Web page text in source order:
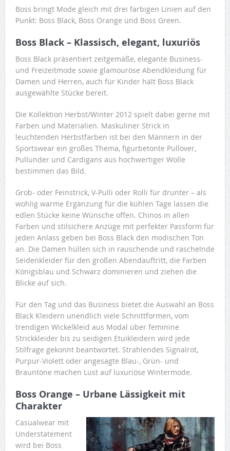
Boss bringt Mode gleich mit drei farbigen Linien auf den
Punkt: Boss Black, Boss Orange und Boss Green.
Boss Black – Klassisch, elegant, luxuriös
Boss Black präsentiert zeitgemäße, elegante Business-
und Freizeitmode sowie glamouröse Abendkleidung für
Damen und Herren, auch für Kinder hält Boss Black
ausgewählte Stücke bereit.
Die Kollektion Herbst/Winter 2012 spielt dabei gerne mit
Farben und Materialien. Maskuliner Strick in
leuchtenden Herbstfarben ist bei den Männern in der
Sportswear ein großes Thema, figurbetonte Pullover,
Pullunder und Cardigans aus hochwertiger Wolle
bestimmen das Bild.
Grob- oder Feinstrick, V-Pulli oder Rolli für drunter – als
wohlig warme Ergänzung für die kühlen Tage lassen die
edlen Stücke keine Wünsche offen. Chinos in allen
Farben und stilsichere Anzüge mit perfekter Passform für
jeden Anlass geben bei Boss Black den modischen Ton
an. Die Damen hüllen sich in rauschende und raschelnde
Seidenkleider für den großen Abendauftritt, die Farben
Königsblau und Schwarz dominieren und ziehen die
Blicke auf sich.
Für den Tag und das Business bietet die Auswahl an Boss
Black Kleidern unendlich viele Schnittformen, vom
trendigen Wickelkleid aus Modal über feminine
Strickkleider bis zu seidigen Etuikleidern wird jede
Stilfrage gekonnt beantwortet. Strahlendes Signalrot,
Purpur-Violett oder angesagte Blau-, Grün- und
Brauntöne machen Lust auf luxuriöse Wintermode.
Boss Orange – Urbane Lässigkeit mit
Charakter
Casualwear mit
Understatement
wird bei Boss